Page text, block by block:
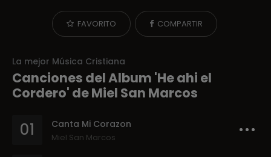
FAVORITO COMPARTIR
La mejor Música Cristiana
Canciones del Album 'He ahi el
Cordero' de Miel San Marcos
01 Canta Mi Corazon
Miel San Marcos